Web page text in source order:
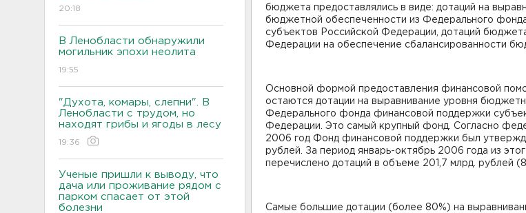
20:18
В Ленобласти обнаружили
могильник эпохи неолита
19:55
"Духота, комары, слепни". В
Ленобласти с трудом, но
находят грибы и ягоды в лесу
19:36
Ученые пришли к выводу, что
дача или проживание рядом с
парком спасает от этой
болезни
бюджета предоставлялись в виде: дотаций на
бюджетной обеспеченности из Федерального
субъектов Российской Федерации, дотаций
Федерации на обеспечение сбалансированности
Основной формой предоставления финансовой
остаются дотации на выравнивание уровня
Федерального фонда финансовой поддержки
Федерации. Это самый крупный фонд. Согласно
2006 год Фонд финансовой поддержки был
рублей. За период январь-октябрь 2006 года из
перечислено дотаций в объеме 201,7 млрд. рублей
Самые большие дотации (более 80%) на